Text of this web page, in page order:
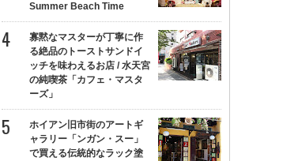
Summer Beach Time
寡黙なマスターが丁寧に作
る絶品のトーストサンドイ
ッチを味わえるお店 / 水天宮
の純喫茶「カフェ・マスタ
ーズ」
ホイアン旧市街のアートギ
ャラリー「ンガン・スー」
で買える伝統的なラック塗